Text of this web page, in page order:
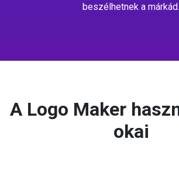
beszélhetnek a márkád.
A Logo Maker
okai